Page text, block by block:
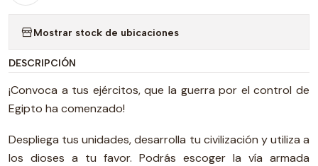
Mostrar stock de ubicaciones
DESCRIPCIÓN
¡Convoca a tus ejércitos, que la guerra por el control de
Egipto ha comenzado!
Despliega tus unidades, desarrolla tu civilización y utiliza a
los dioses a tu favor. Podrás escoger la vía armada